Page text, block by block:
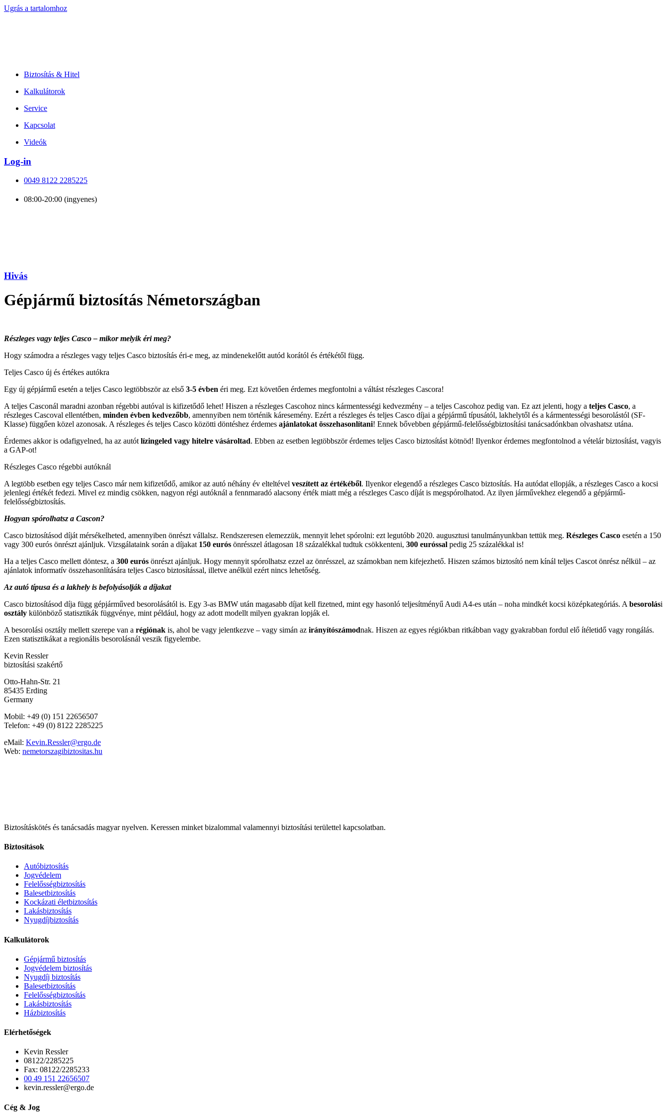
Ugrás a tartalomhoz
Biztosítás & Hitel
Kalkulátorok
Service
Kapcsolat
Videók
Log-in
0049 8122 2285225
08:00-20:00 (ingyenes)
Hivás
Gépjármű biztosítás Németországban
Részleges vagy teljes Casco – mikor melyik éri meg?
Hogy számodra a részleges vagy teljes Casco biztosítás éri-e meg, az mindenekelőtt autód korától és értékétől függ.
Teljes Casco új és értékes autókra
Egy új gépjármű esetén a teljes Casco legtöbbször az első 3-5 évben éri meg. Ezt követően érdemes megfontolni a váltást részleges Cascora!
A teljes Casconál maradni azonban régebbi autóval is kifizetődő lehet! Hiszen a részleges Cascohoz nincs kármentességi kedvezmény – a teljes Cascohoz pedig van. Ez azt jelenti, hogy a teljes Casco, a
részleges Cascoval ellentétben, minden évben kedvezőbb, amennyiben nem történik káresemény. Ezért a részleges és teljes Casco díjai a gépjármű típusától, lakhelytől és a kármentességi besorolástól (SF-
Klasse) függően közel azonosak. A részleges és teljes Casco közötti döntéshez érdemes ajánlatokat összehasonlítani! Ennek bővebben gépjármű-felelősségbiztosítási tanácsadónkban olvashatsz utána.
Érdemes akkor is odafigyelned, ha az autót lízingeled vagy hitelre vásároltad. Ebben az esetben legtöbbször érdemes teljes Casco biztosítást kötnöd! Ilyenkor érdemes megfontolnod a vételár biztosítást, vagyis
a GAP-ot!
Részleges Casco régebbi autóknál
A legtöbb esetben egy teljes Casco már nem kifizetődő, amikor az autó néhány év elteltével veszített az értékéből. Ilyenkor elegendő a részleges Casco biztosítás. Ha autódat ellopják, a részleges Casco a kocsi
jelenlegi értékét fedezi. Mivel ez mindig csökken, nagyon régi autóknál a fennmaradó alacsony érték miatt még a részleges Casco díját is megspórolhatod. Az ilyen járművekhez elegendő a gépjármű-
felelősségbiztosítás.
Hogyan spórolhatsz a Cascon?
Casco biztosításod díját mérsékelheted, amennyiben önrészt vállalsz. Rendszeresen elemezzük, mennyit lehet spórolni: ezt legutóbb 2020. augusztusi tanulmányunkban tettük meg. Részleges Casco esetén a 150
vagy 300 eurós önrészt ajánljuk. Vizsgálataink során a díjakat 150 eurós önrésszel átlagosan 18 százalékkal tudtuk csökkenteni, 300 euróssal pedig 25 százalékkal is!
Ha a teljes Casco mellett döntesz, a 300 eurós önrészt ajánljuk. Hogy mennyit spórolhatsz ezzel az önrésszel, az számokban nem kifejezhető. Hiszen számos biztosító nem kínál teljes Cascot önrész nélkül – az
ajánlatok informatív összehasonlítására teljes Casco biztosítással, illetve anélkül ezért nincs lehetőség.
Az autó típusa és a lakhely is befolyásolják a díjakat
Casco biztosításod díja függ gépjárműved besorolásától is. Egy 3-as BMW után magasabb díjat kell fizetned, mint egy hasonló teljesítményű Audi A4-es után – noha mindkét kocsi középkategóriás. A besorolási
osztály különböző statisztikák függvénye, mint például, hogy az adott modellt milyen gyakran lopják el.
A besorolási osztály mellett szerepe van a régiónak is, ahol be vagy jelentkezve – vagy simán az irányítószámodnak. Hiszen az egyes régiókban ritkábban vagy gyakrabban fordul elő ítéletidő vagy rongálás.
Ezen statisztikákat a regionális besorolásnál veszik figyelembe.
Kevin Ressler
biztosítási szakértő
Otto-Hahn-Str. 21
85435 Erding
Germany
Mobil: +49 (0) 151 22656507
Telefon: +49 (0) 8122 2285225
eMail: Kevin.Ressler@ergo.de
Web: nemetorszagibiztositas.hu
Biztosításkötés és tanácsadás magyar nyelven. Keressen minket bizalommal valamennyi biztosítási területtel kapcsolatban.
Biztosítások
Autóbiztosítás
Jogvédelem
Felelősségbiztosítás
Balesetbiztosítás
Kockázati életbiztosítás
Lakásbiztosítás
Nyugdíjbiztosítás
Kalkulátorok
Gépjármű biztosítás
Jogvédelem biztosítás
Nyugdíj biztosítás
Balesetbiztosítás
Felelősségbiztosítás
Lakásbiztosítás
Házbiztosítás
Elérhetőségek
Kevin Ressler
08122/2285225
Fax: 08122/2285233
00 49 151 22656507
kevin.ressler@ergo.de
Cég & Jog